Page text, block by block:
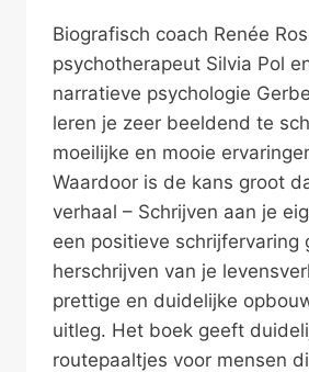
Biografisch coach Renée
psychotherapeut Silvia Pol
narratieve psychologie
leren je zeer beeldend te
moeilijke en mooie
Waardoor is de kans groot
verhaal – Schrijven aan je
een positieve schrijfervaring
herschrijven van je
prettige en duidelijke
uitleg. Het boek geeft
routepaaltjes voor mensen